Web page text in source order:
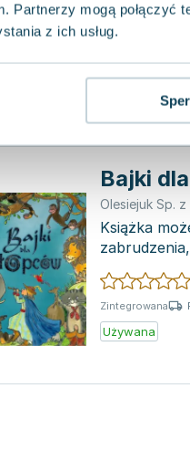
Partnerzy mogą połączyć
z ich usług.
spróbować
brakowało,
Bajki
Olesiejuk Sp. z
Książka
powstały w...
Zintegrowana
Używana